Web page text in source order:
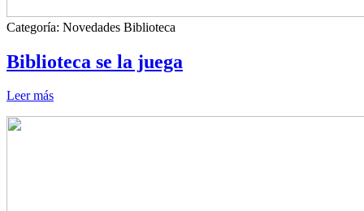
Categoría: Novedades Biblioteca
Biblioteca se la juega
Leer más